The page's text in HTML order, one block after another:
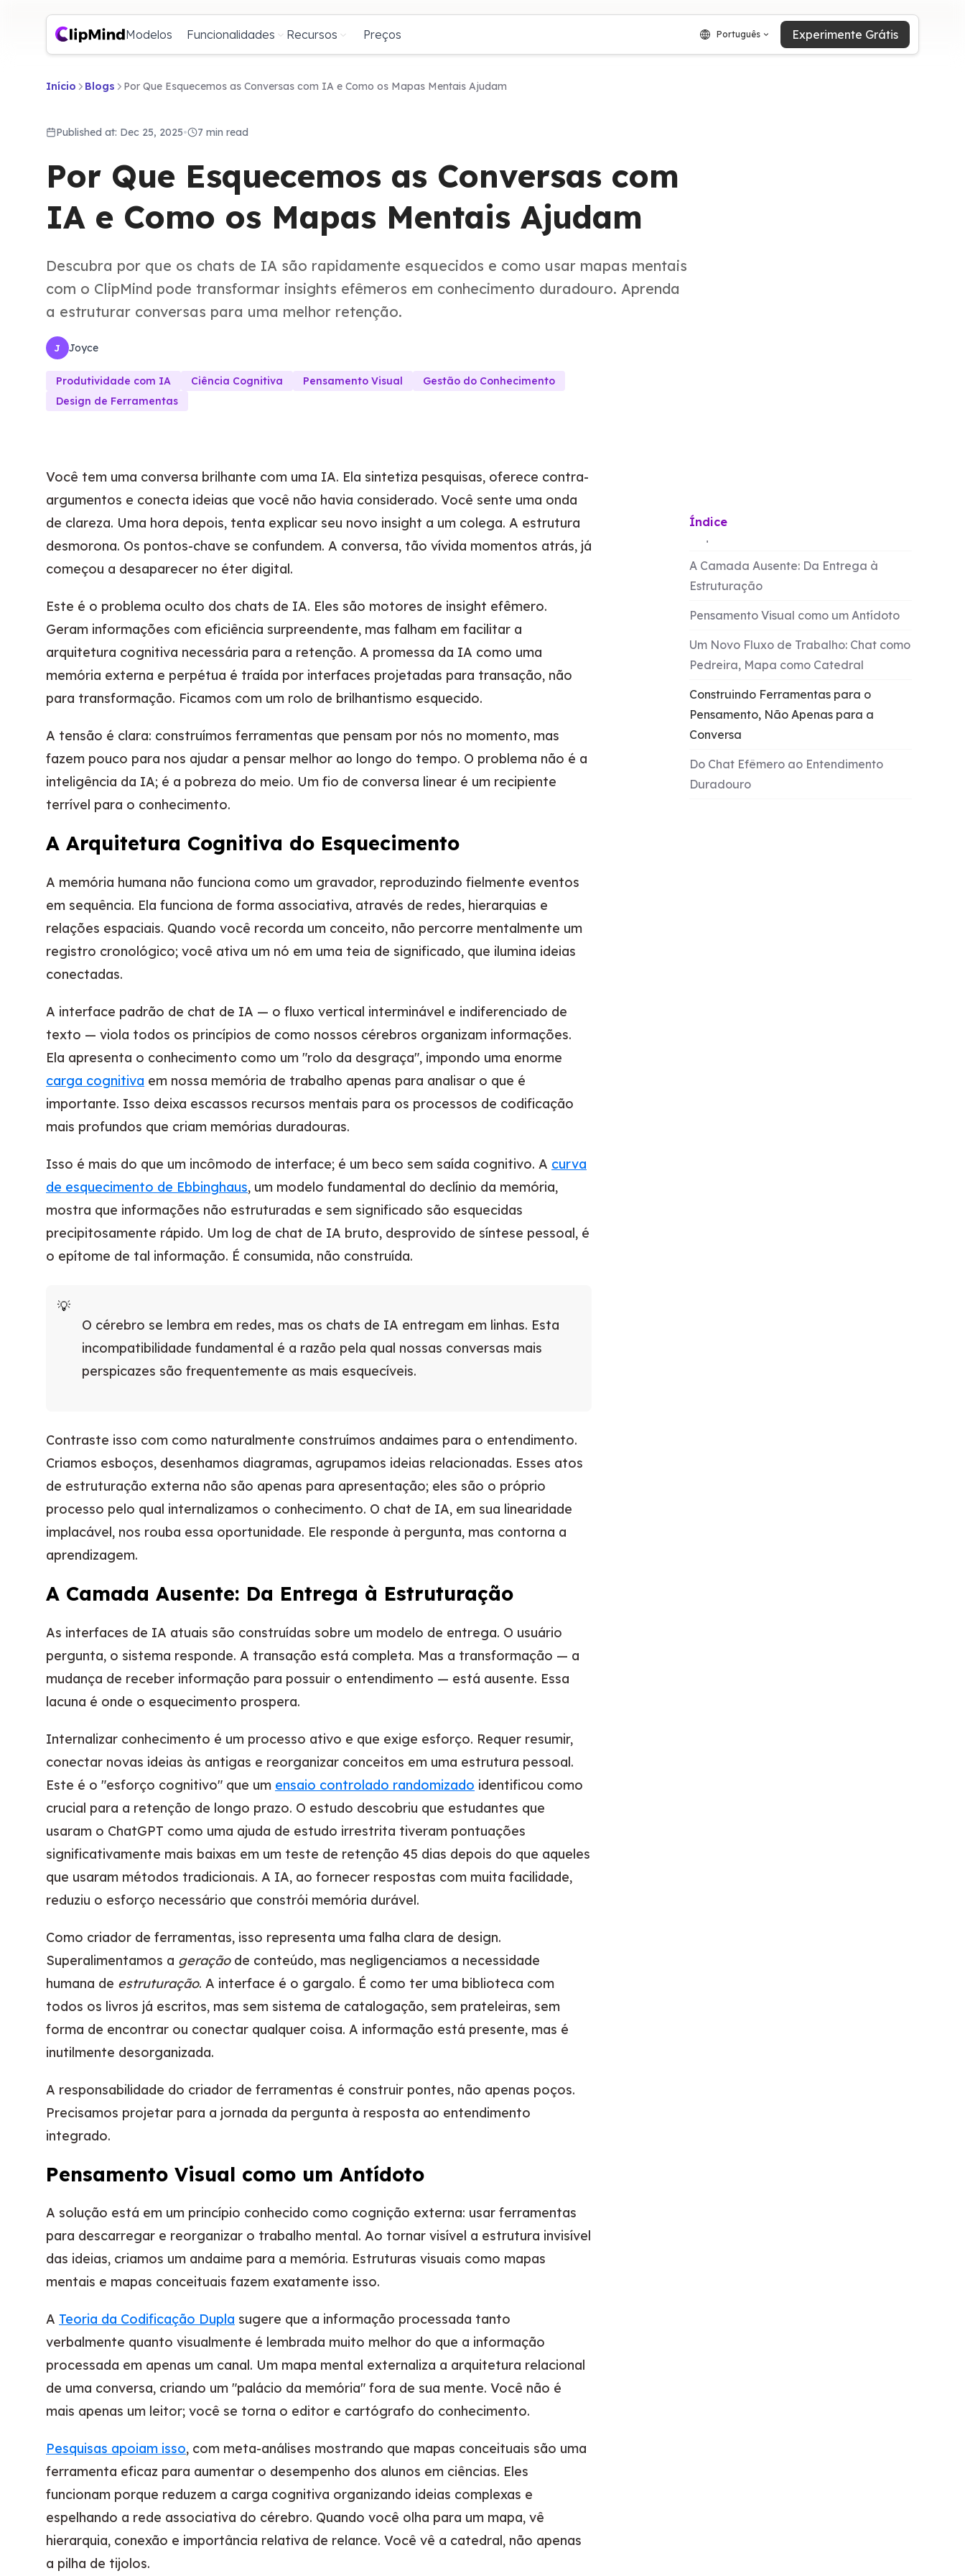
Modelos Funcionalidades Recursos Preços Português Experimente Grátis
Início Blogs Por Que Esquecemos as Conversas com IA e Como os Mapas Mentais Ajudam
Published at: Dec 25, 2025• 7 min read
Por Que Esquecemos as Conversas com
IA e Como os Mapas Mentais Ajudam
Descubra por que os chats de IA são rapidamente esquecidos e como usar mapas mentais
com o ClipMind pode transformar insights efêmeros em conhecimento duradouro. Aprenda
a estruturar conversas para uma melhor retenção.
J Joyce
Produtividade com IA Ciência Cognitiva Pensamento Visual
Gestão do Conhecimento
Design de Ferramentas
Você tem uma conversa brilhante com uma IA. Ela sintetiza pesquisas, oferece contra-
argumentos e conecta ideias que você não havia considerado. Você sente uma onda
de clareza. Uma hora depois, tenta explicar seu novo insight a um colega. A estrutura
desmorona. Os pontos-chave se confundem. A conversa, tão vívida momentos atrás, já
começou a desaparecer no éter digital.
Este é o problema oculto dos chats de IA. Eles são motores de insight efêmero.
Geram informações com eficiência surpreendente, mas falham em facilitar a
arquitetura cognitiva necessária para a retenção. A promessa da IA como uma
memória externa e perpétua é traída por interfaces projetadas para transação, não
para transformação. Ficamos com um rolo de brilhantismo esquecido.
A tensão é clara: construímos ferramentas que pensam por nós no momento, mas
fazem pouco para nos ajudar a pensar melhor ao longo do tempo. O problema não é a
inteligência da IA; é a pobreza do meio. Um fio de conversa linear é um recipiente
terrível para o conhecimento.
A Arquitetura Cognitiva do Esquecimento
A memória humana não funciona como um gravador, reproduzindo fielmente eventos
em sequência. Ela funciona de forma associativa, através de redes, hierarquias e
relações espaciais. Quando você recorda um conceito, não percorre mentalmente um
registro cronológico; você ativa um nó em uma teia de significado, que ilumina ideias
conectadas.
A interface padrão de chat de IA — o fluxo vertical interminável e indiferenciado de
texto — viola todos os princípios de como nossos cérebros organizam informações.
Ela apresenta o conhecimento como um "rolo da desgraça", impondo uma enorme
carga cognitiva em nossa memória de trabalho apenas para analisar o que é
importante. Isso deixa escassos recursos mentais para os processos de codificação
mais profundos que criam memórias duradouras.
Isso é mais do que um incômodo de interface; é um beco sem saída cognitivo. A curva
de esquecimento de Ebbinghaus, um modelo fundamental do declínio da memória,
mostra que informações não estruturadas e sem significado são esquecidas
precipitosamente rápido. Um log de chat de IA bruto, desprovido de síntese pessoal, é
o epítome de tal informação. É consumida, não construída.
O cérebro se lembra em redes, mas os chats de IA entregam em linhas. Esta
incompatibilidade fundamental é a razão pela qual nossas conversas mais
perspicazes são frequentemente as mais esquecíveis.
Contraste isso com como naturalmente construímos andaimes para o entendimento.
Criamos esboços, desenhamos diagramas, agrupamos ideias relacionadas. Esses atos
de estruturação externa não são apenas para apresentação; eles são o próprio
processo pelo qual internalizamos o conhecimento. O chat de IA, em sua linearidade
implacável, nos rouba essa oportunidade. Ele responde à pergunta, mas contorna a
aprendizagem.
A Camada Ausente: Da Entrega à Estruturação
As interfaces de IA atuais são construídas sobre um modelo de entrega. O usuário
pergunta, o sistema responde. A transação está completa. Mas a transformação — a
mudança de receber informação para possuir o entendimento — está ausente. Essa
lacuna é onde o esquecimento prospera.
Internalizar conhecimento é um processo ativo e que exige esforço. Requer resumir,
conectar novas ideias às antigas e reorganizar conceitos em uma estrutura pessoal.
Este é o "esforço cognitivo" que um ensaio controlado randomizado identificou como
crucial para a retenção de longo prazo. O estudo descobriu que estudantes que
usaram o ChatGPT como uma ajuda de estudo irrestrita tiveram pontuações
significativamente mais baixas em um teste de retenção 45 dias depois do que aqueles
que usaram métodos tradicionais. A IA, ao fornecer respostas com muita facilidade,
reduziu o esforço necessário que constrói memória durável.
Como criador de ferramentas, isso representa uma falha clara de design.
Superalimentamos a geraçãode conteúdo, mas negligenciamos a necessidade
humana de estruturação. A interface é o gargalo. É como ter uma biblioteca com
todos os livros já escritos, mas sem sistema de catalogação, sem prateleiras, sem
forma de encontrar ou conectar qualquer coisa. A informação está presente, mas é
inutilmente desorganizada.
A responsabilidade do criador de ferramentas é construir pontes, não apenas poços.
Precisamos projetar para a jornada da pergunta à resposta ao entendimento
integrado.
Pensamento Visual como um Antídoto
A solução está em um princípio conhecido como cognição externa: usar ferramentas
para descarregar e reorganizar o trabalho mental. Ao tornar visível a estrutura invisível
das ideias, criamos um andaime para a memória. Estruturas visuais como mapas
mentais e mapas conceituais fazem exatamente isso.
A Teoria da Codificação Dupla sugere que a informação processada tanto
verbalmente quanto visualmente é lembrada muito melhor do que a informação
processada em apenas um canal. Um mapa mental externaliza a arquitetura relacional
de uma conversa, criando um "palácio da memória" fora de sua mente. Você não é
mais apenas um leitor; você se torna o editor e cartógrafo do conhecimento.
Pesquisas apoiam isso, com meta-análises mostrando que mapas conceituais são uma
ferramenta eficaz para aumentar o desempenho dos alunos em ciências. Eles
funcionam porque reduzem a carga cognitiva organizando ideias complexas e
espelhando a rede associativa do cérebro. Quando você olha para um mapa, vê
hierarquia, conexão e importância relativa de relance. Você vê a catedral, não apenas
a pilha de tijolos.
Índice
A Arquitetura Cognitiva do
A Camada Ausente: Da Entrega à
Estruturação
Pensamento Visual como um Antídoto
Um Novo Fluxo de Trabalho: Chat como
Pedreira, Mapa como Catedral
Construindo Ferramentas para o
Pensamento, Não Apenas para a
Conversa
Do Chat Efêmero ao Entendimento
Duradouro